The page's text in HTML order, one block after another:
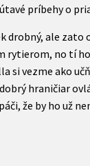
príbehy o
drobný, ale zato
rytierom, no tí
si vezme ako
hraničiar
že by ho už